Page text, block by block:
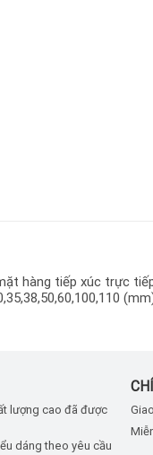
hàng tiếp xúc trực
lượng cao đã được
dáng theo yêu cầu